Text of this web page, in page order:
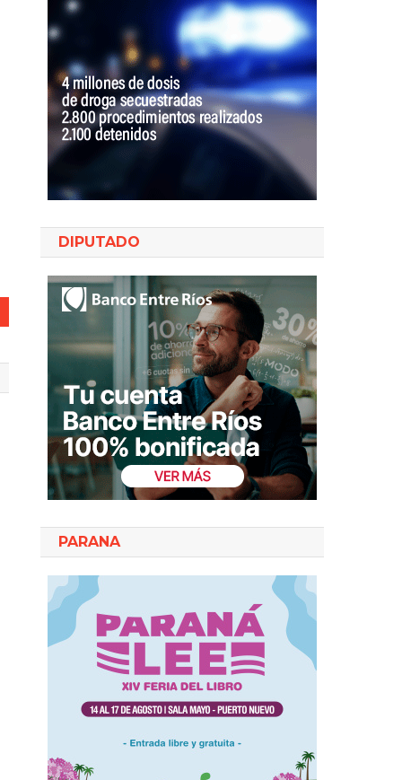
DIPUTADO
PARANA